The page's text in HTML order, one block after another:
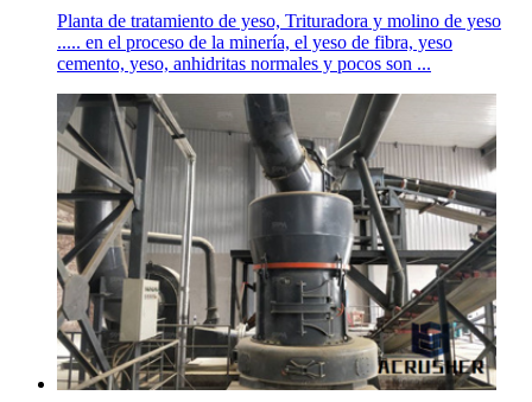
Planta de tratamiento de yeso, Trituradora y molino de yeso
..... en el proceso de la minería, el yeso de fibra, yeso
cemento, yeso, anhidritas normales y pocos son ...